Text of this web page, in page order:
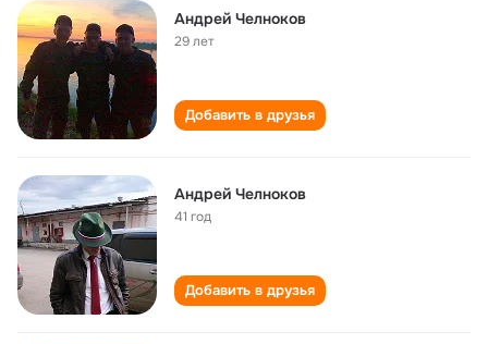
Андрей Челноков
29 лет
Добавить в друзья
Андрей Челноков
41 год
Добавить в друзья